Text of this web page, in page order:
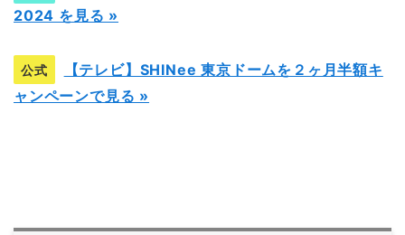
2024 を見る »
公式
【テレビ】SHINee 東京ドームを２ヶ月半額キ
ャンペーンで見る »